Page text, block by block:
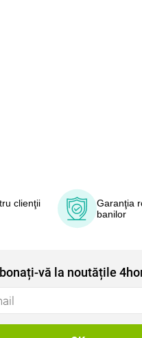
clienţii
Garanţia
banilor
vă la noutățile